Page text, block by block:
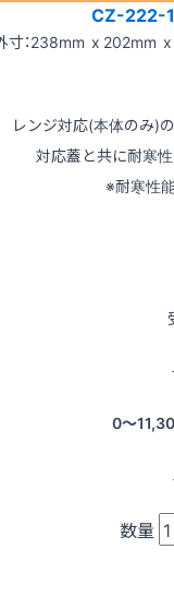
CZ-222-
寸：238mm x 202mm x
レンジ対応(本体のみ)
対応蓋と共に耐寒
※耐寒性
0〜
数量